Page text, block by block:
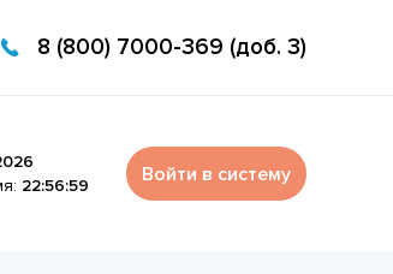
8 (800) 7000-369 (доб. 3)
22:56:59 Войти в систему